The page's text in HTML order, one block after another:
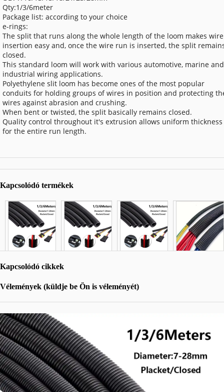
Qty:1/3/6meter
Package list: according to your choice
e-rings:
The split that runs along the whole length of the loom makes wire
insertion easy and, once the wire run is inserted, the split
closed.
This standard loom will work with various automotive, marine and
industrial wiring applications.
Polyethylene slit loom has become ones of the most popular
conduits for holding groups of wires in position and protecting
wires against abrasion and crushing.
When bent or twisted, the split basically remains closed.
Quality control throughout it's extrusion allows uniform thickness
for the entire run length.
Kapcsolódó termékek
Kapcsolódó cikkek
Vélemények (küldje be Ön is véleményét)